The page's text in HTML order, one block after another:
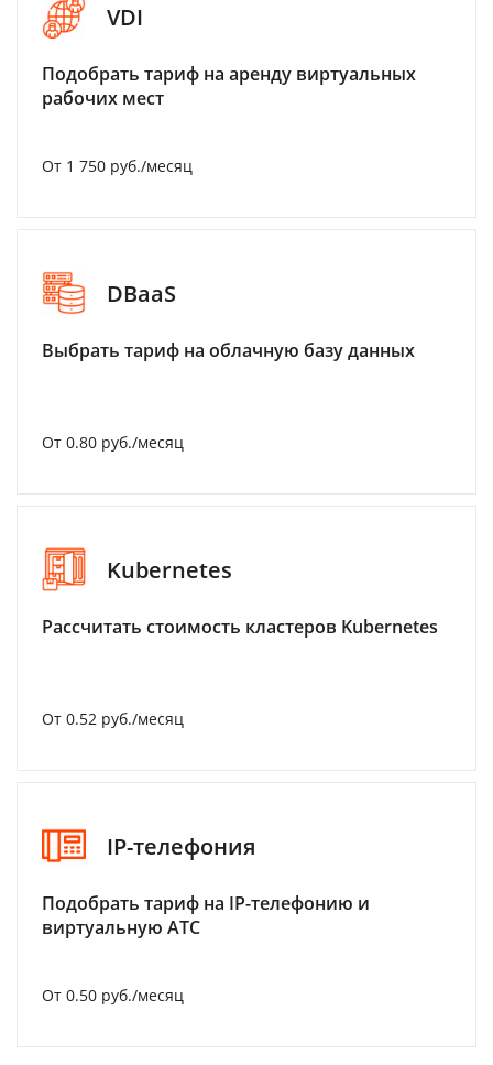
VDI
Подобрать тариф на аренду виртуальных
рабочих мест
От 1 750 руб./месяц
DBaaS
Выбрать тариф на облачную базу данных
От 0.80 руб./месяц
Kubernetes
Рассчитать стоимость кластеров Kubernetes
От 0.52 руб./месяц
IP-телефония
Подобрать тариф на IP-телефонию и
виртуальную АТС
От 0.50 руб./месяц